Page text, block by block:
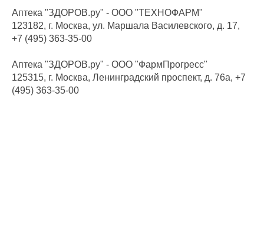
Аптека "ЗДОРОВ.ру" - ООО "ТЕХНОФАРМ"
123182, г. Москва, ул. Маршала Василевского, д. 17,
+7 (495) 363-35-00
Аптека "ЗДОРОВ.ру" - ООО "ФармПрогресс"
125315, г. Москва, Ленинградский проспект, д. 76а, +7
(495) 363-35-00